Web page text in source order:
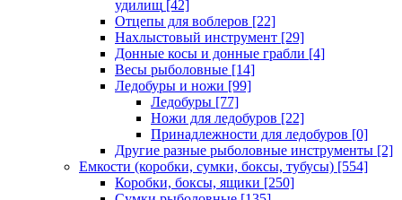
удилищ [42]
Отцепы для воблеров [22]
Нахлыстовый инструмент [29]
Донные косы и донные грабли [4]
Весы рыболовные [14]
Ледобуры и ножи [99]
Ледобуры [77]
Ножи для ледобуров [22]
Принадлежности для ледобуров [0]
Другие разные рыболовные инструменты [2]
Емкости (коробки, сумки, боксы, тубусы) [554]
Коробки, боксы, ящики [250]